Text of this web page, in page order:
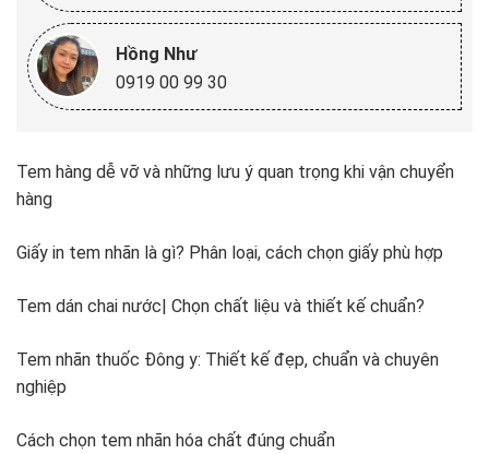
Hồng Như
0919 00 99 30
Tem hàng dễ vỡ và những lưu ý quan trọng khi vận chuyển
hàng
Giấy in tem nhãn là gì? Phân loại, cách chọn giấy phù hợp
Tem dán chai nước| Chọn chất liệu và thiết kế chuẩn?
Tem nhãn thuốc Đông y: Thiết kế đẹp, chuẩn và chuyên
nghiệp
Cách chọn tem nhãn hóa chất đúng chuẩn